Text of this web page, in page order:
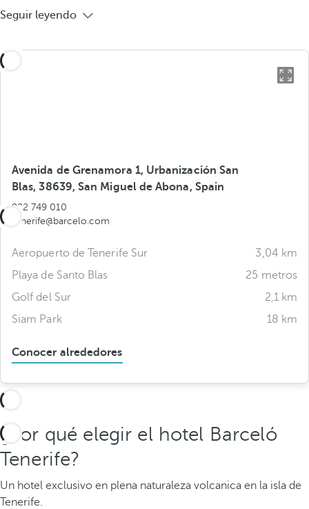
Seguir leyendo
Avenida de Grenamora 1, Urbanización San
Blas, 38639, San Miguel de Abona, Spain
922 749 010
tenerife@barcelo.com
Aeropuerto de Tenerife Sur
3,04 km
Playa de Santo Blas
25 metros
Golf del Sur
2,1 km
Siam Park
18 km
Conocer alrededores
¿Por qué elegir el hotel Barceló
Tenerife?
Un hotel exclusivo en plena naturaleza volcanica en la isla de
Tenerife.